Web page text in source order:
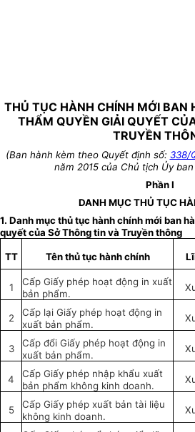
THỦ TỤC HÀNH CHÍNH MỚI BAN
THẨM QUYỀN GIẢI QUYẾT
TRUYỀN
(Ban hành kèm theo Quyết định số: 338/
năm 2015 của Chủ tịch Ủy
Phần I
DANH MỤC THỦ TỤC
1. Danh mục thủ tục hành chính mới ban
quyết của Sở Thông tin và Truyền thông
TT Tên thủ tục hành chính
1
Cấp Giấy phép hoạt động in xuất
bản phẩm.
2
Cấp lại Giấy phép hoạt động in
xuất bản phẩm.
3
Cấp đổi Giấy phép hoạt động in
xuất bản phẩm.
4
Cấp Giấy phép nhập khẩu xuất
bản phẩm không kinh doanh.
5
Cấp Giấy phép xuất bản tài liệu
không kinh doanh.